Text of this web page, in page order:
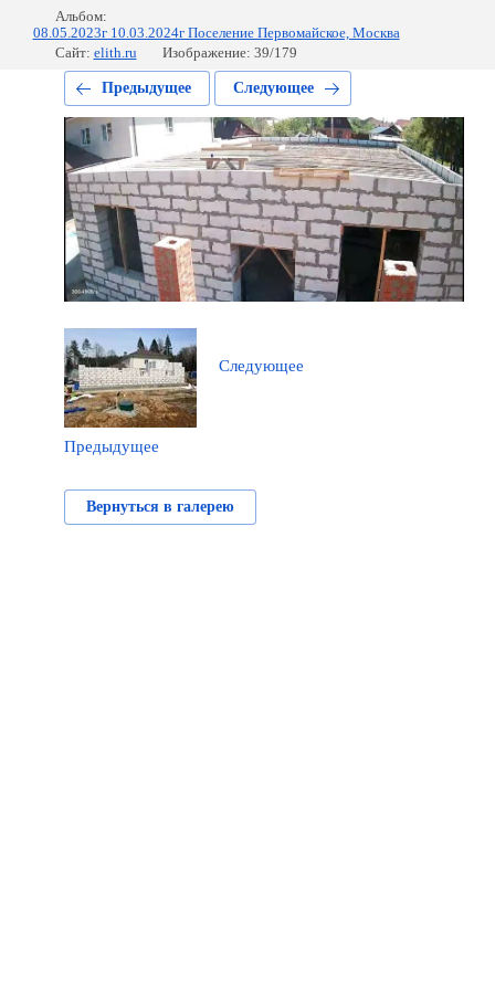
Альбом:
08.05.2023г 10.03.2024г Поселение Первомайское, Москва
Сайт: elith.ru Изображение: 39/179
Предыдущее Следующее
Предыдущее
Следующее
Вернуться в галерею